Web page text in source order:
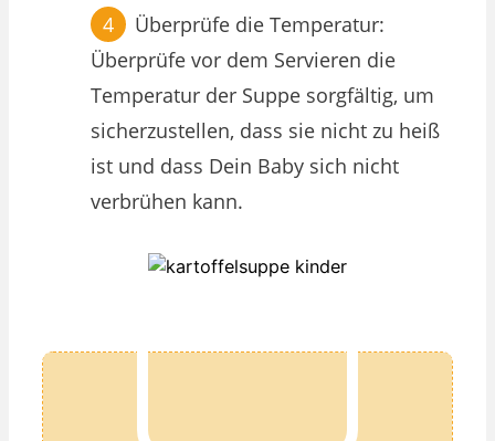
Überprüfe die Temperatur:
Überprüfe vor dem Servieren die
Temperatur der Suppe sorgfältig, um
sicherzustellen, dass sie nicht zu heiß
ist und dass Dein Baby sich nicht
verbrühen kann.